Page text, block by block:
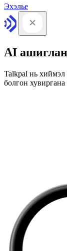
Эхэлье
AI ашиглан
Talkpal нь
болгон хувиргана